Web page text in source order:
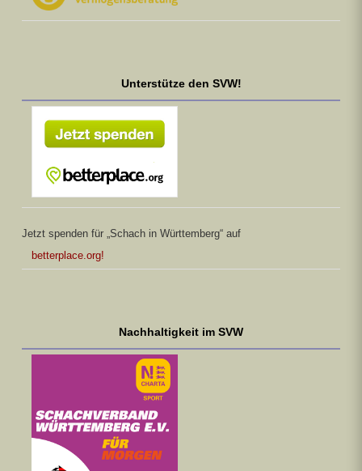
Unterstütze den SVW!
Jetzt spenden für „Schach in Württemberg“ auf
betterplace.org!
Nachhaltigkeit im SVW